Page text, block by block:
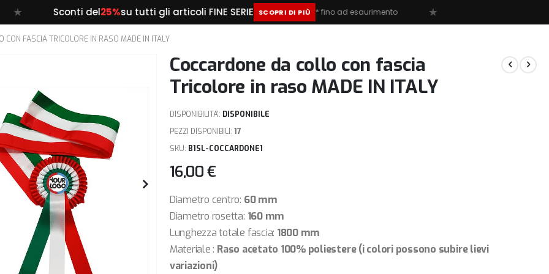
Sconti del 25%su tutti gli articoli FINE SERIE SCOPRI DI PIÙ * fino ad esaurimento ★
CON FASCIA TRICOLORE IN RASO MADE IN ITALY
Coccardone da collo con fascia
Tricolore in raso MADE IN ITALY
DISPONIBILITA': DISPONIBILE
PEZZI DISPONIBILI: 17
SKU B1SL-COCCARDONE1
16,00 €
Diametro centro: 60 mm
Diametro rosetta: 160 mm
Lunghezza totale fascia: 1800 mm
Materiale : Raso acetato 100% poliestere (i colori possono subire lievi
variazioni)